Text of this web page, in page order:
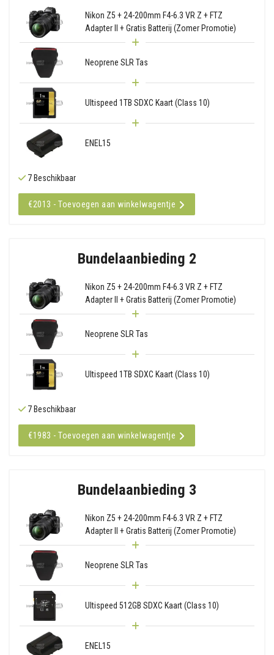
Nikon Z5 + 24-200mm F4-6.3 VR Z + FTZ
Adapter II + Gratis Batterij (Zomer Promotie)
Neoprene SLR Tas
Ultispeed 1TB SDXC Kaart (Class 10)
ENEL15
7 Beschikbaar
€2013 - Toevoegen aan winkelwagentje
Bundelaanbieding 2
Nikon Z5 + 24-200mm F4-6.3 VR Z + FTZ
Adapter II + Gratis Batterij (Zomer Promotie)
Neoprene SLR Tas
Ultispeed 1TB SDXC Kaart (Class 10)
7 Beschikbaar
€1983 - Toevoegen aan winkelwagentje
Bundelaanbieding 3
Nikon Z5 + 24-200mm F4-6.3 VR Z + FTZ
Adapter II + Gratis Batterij (Zomer Promotie)
Neoprene SLR Tas
Ultispeed 512GB SDXC Kaart (Class 10)
ENEL15